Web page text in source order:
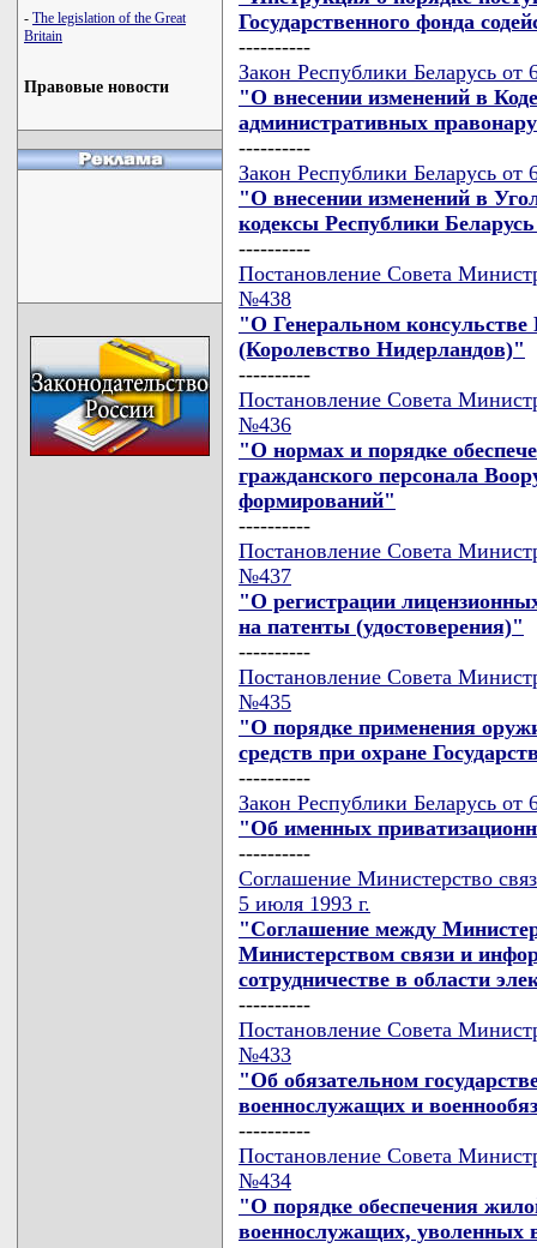
- The legislation of the Great
Britain
Правовые новости
Государственного фонда
----------
Закон Республики Беларусь
"О внесении изменений в
административных
----------
Закон Республики Беларусь
"О внесении изменений в
кодексы Республики
----------
Постановление Совета
№438
"О Генеральном консульстве
(Королевство Нидерландов)"
----------
Постановление Совета
№436
"О нормах и порядке
гражданского персонала
формирований"
----------
Постановление Совета
№437
"О регистрации
на патенты (удостоверения)"
----------
Постановление Совета
№435
"О порядке применения
средств при охране
----------
Закон Республики Беларусь
"Об именных
----------
Соглашение Министерство
5 июля 1993 г.
"Соглашение между
Министерством связи и
сотрудничестве в области
----------
Постановление Совета
№433
"Об обязательном
военнослужащих и
----------
Постановление Совета
№434
"О порядке обеспечения
военнослужащих, уволенных